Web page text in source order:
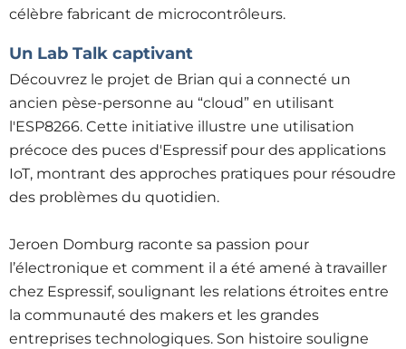
célèbre fabricant de microcontrôleurs.
Un Lab Talk captivant
Découvrez le projet de Brian qui a connecté un
ancien pèse-personne au “cloud” en utilisant
l'ESP8266. Cette initiative illustre une utilisation
précoce des puces d'Espressif pour des applications
IoT, montrant des approches pratiques pour résoudre
des problèmes du quotidien.
Jeroen Domburg raconte sa passion pour
l’électronique et comment il a été amené à travailler
chez Espressif, soulignant les relations étroites entre
la communauté des makers et les grandes
entreprises technologiques. Son histoire souligne